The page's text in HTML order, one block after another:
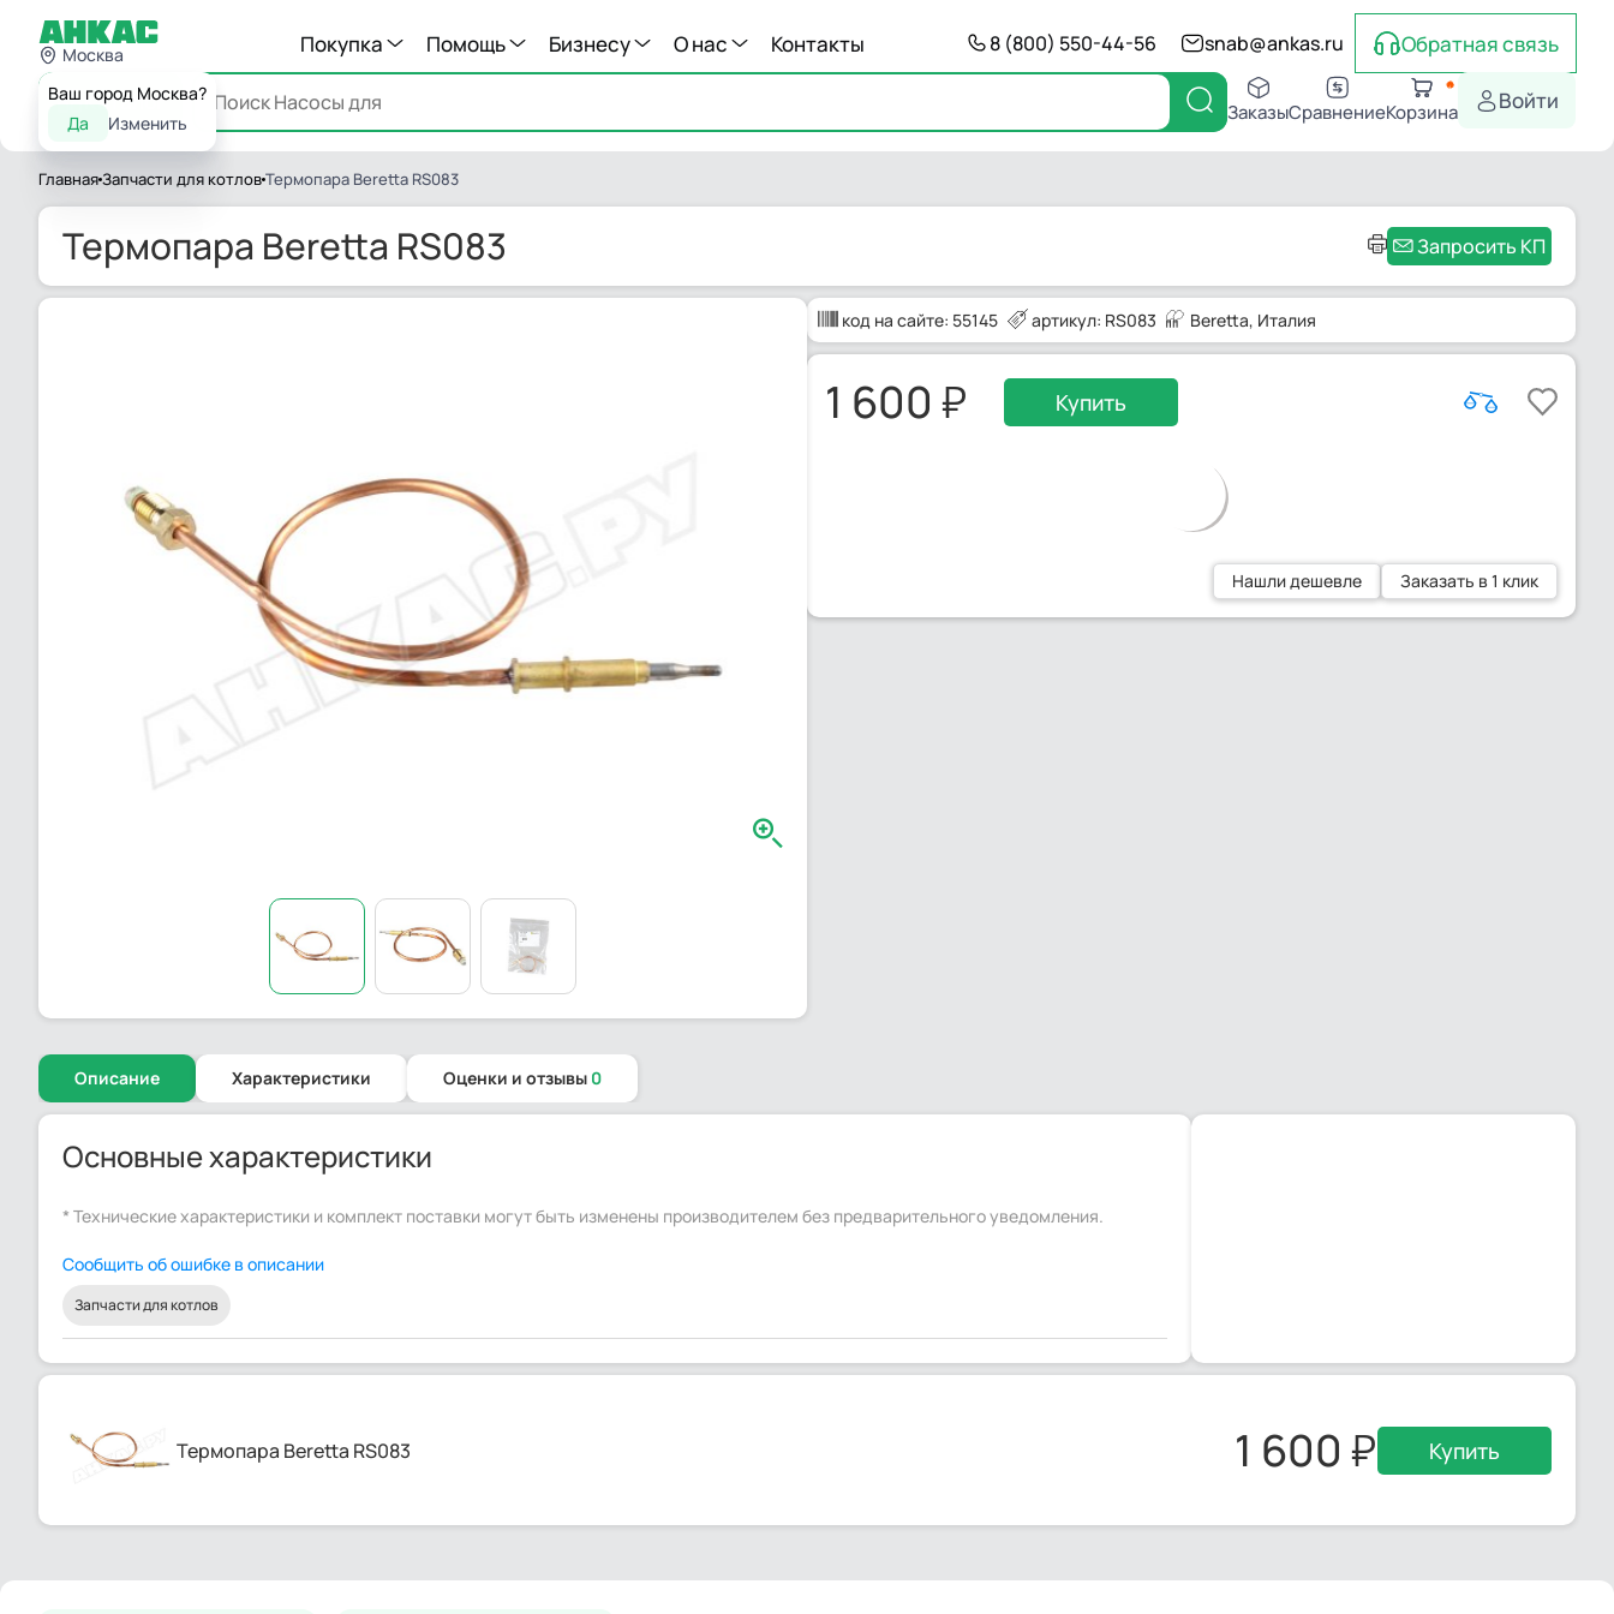
Москва
Ваш город Москва?
Да
Изменить
Покупка Помощь Бизнесу О нас Контакты 8 (800) 550-44-56 snab@ankas.ru Обратная связь
Каталог ЗаказыСравнениеКорзина Войти
ГлавнаяЗапчасти для котловТермопара Beretta RS083
Термопара Beretta RS083 Запросить КП
код на сайте: 55145 артикул: RS083 Beretta, Италия
1 600 Купить
Нашли дешевле Заказать в 1 клик
Описание Характеристики Оценки и отзывы 0
Основные характеристики
* Технические характеристики и комплект поставки могут быть изменены производителем без предварительного уведомления.
Сообщить об ошибке в описании
Запчасти для котлов
Термопара Beretta RS083 1 600 Купить